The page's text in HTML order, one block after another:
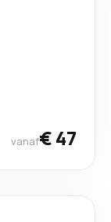
vanaf€ 47